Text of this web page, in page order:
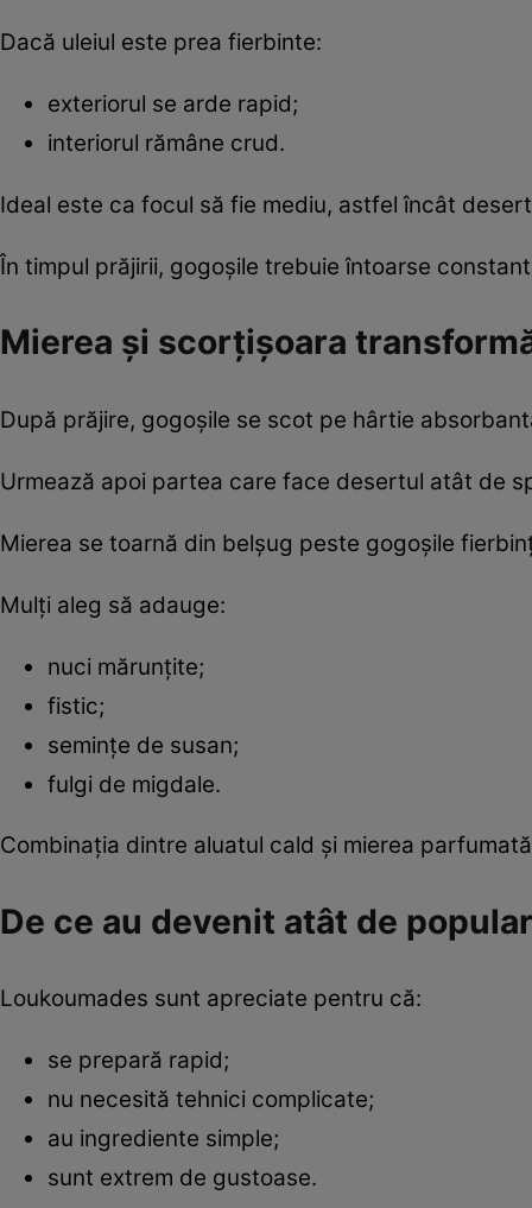
Dacă uleiul este prea fierbinte:
exteriorul se arde rapid;
interiorul rămâne crud.
Ideal este ca focul să fie mediu, astfel încât
În timpul prăjirii, gogoșile trebuie întoarse
Mierea și scorțișoara
După prăjire, gogoșile se scot pe hârtie
Urmează apoi partea care face desertul atât de
Mierea se toarnă din belșug peste gogoșile
Mulți aleg să adauge:
nuci mărunțite;
fistic;
semințe de susan;
fulgi de migdale.
Combinația dintre aluatul cald și mierea
De ce au devenit atât de
Loukoumades sunt apreciate pentru că:
se prepară rapid;
nu necesită tehnici complicate;
au ingrediente simple;
sunt extrem de gustoase.